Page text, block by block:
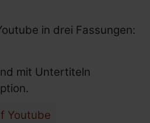
in drei Fassungen:
mit Untertiteln
Youtube